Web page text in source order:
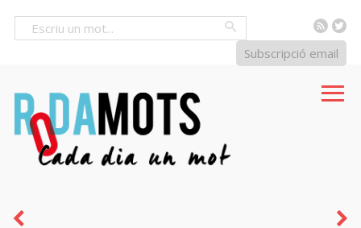
RSS
Subscripció email
pobret